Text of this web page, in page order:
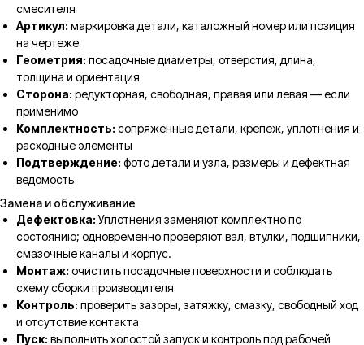
смесителя
Артикул: маркировка детали, каталожный номер или позиция
на чертеже
Геометрия: посадочные диаметры, отверстия, длина,
толщина и ориентация
Сторона: редукторная, свободная, правая или левая — если
применимо
Комплектность: сопряжённые детали, крепёж, уплотнения и
расходные элементы
Подтверждение: фото детали и узла, размеры и дефектная
ведомость
Замена и обслуживание
Дефектовка:Уплотнения заменяют комплектно по
состоянию; одновременно проверяют вал, втулки, подшипники,
смазочные каналы и корпус.
Монтаж: очистить посадочные поверхности и соблюдать
схему сборки производителя
Контроль: проверить зазоры, затяжку, смазку, свободный ход
и отсутствие контакта
Пуск: выполнить холостой запуск и контроль под рабочей